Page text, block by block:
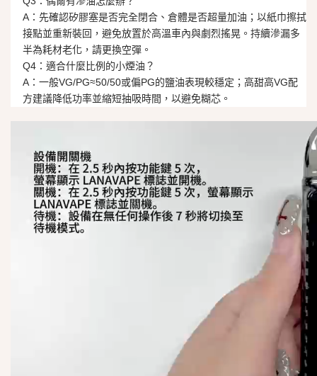
A：先確認矽膠塞是否完全閉合、倉體是否超量加油；以紙巾擦拭
接點並重新裝回，避免放置於高溫車內與劇烈搖晃。持續滲漏多
半為耗材老化，請更換空彈。
Q4：適合什麼比例的小煙油？
A：一般VG/PG≈50/50或偏PG的鹽油表現較穩定；高甜高VG配
方建議降低功率並縮短抽吸時間，以避免糊芯。